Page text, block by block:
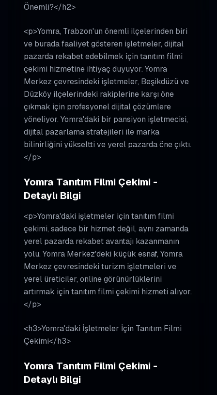
Önemli?</h2>
<p>Yomra, Trabzon'un önemli ilçelerinden biri
ve burada faaliyet gösteren işletmeler, dijital
pazarda rekabet edebilmek için tanıtım filmi
çekimi hizmetine ihtiyaç duyuyor. Yomra
Merkez çevresindeki işletmeler, Beşikdüzü ve
Düzköy ilçelerindeki rakiplerine karşı öne
çıkmak için profesyonel dijital çözümlere
yöneliyor. Yomra'daki bir pansiyon işletmecisi,
dijital pazarlama stratejileri ile marka
bilinirliğini yükseltti ve yerel pazarda öne çıktı.
</p>
Yomra Tanıtım Filmi Çekimi -
Detaylı Bilgi
<p>Yomra'daki işletmeler için tanıtım filmi
çekimi, sadece bir hizmet değil, aynı zamanda
yerel pazarda rekabet avantajı kazanmanın
yolu. Yomra Merkez'deki küçük esnaf, Yomra
Merkez çevresindeki turizm işletmeleri ve
yerel üreticiler, online görünürlüklerini
artırmak için tanıtım filmi çekimi hizmeti alıyor.
</p>
<h3>Yomra'daki İşletmeler İçin Tanıtım Filmi
Çekimi</h3>
Yomra Tanıtım Filmi Çekimi -
Detaylı Bilgi